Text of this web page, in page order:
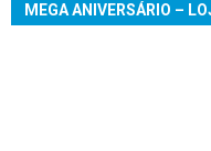
MEGA ANIVERSÁRIO –